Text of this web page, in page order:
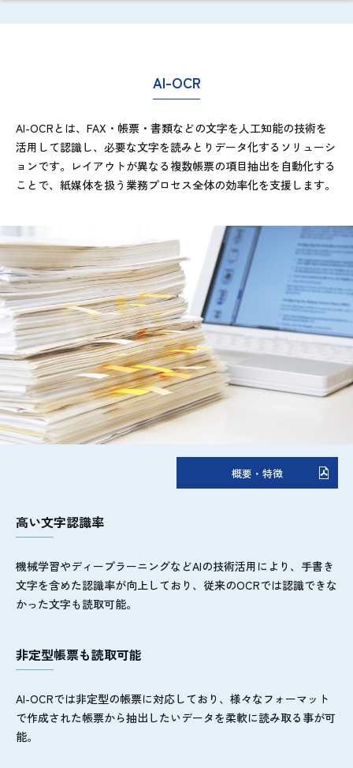
AI-OCR
AI-OCRとは、FAX・帳票・書類などの文字を人工知能の技術を
活用して認識し、必要な文字を読みとりデータ化するソリューシ
ョンです。レイアウトが異なる複数帳票の項目抽出を自動化する
ことで、紙媒体を扱う業務プロセス全体の効率化を支援します。
概要・特徴
高い文字認識率
機械学習やディープラーニングなどAIの技術活用により、手書き
文字を含めた認識率が向上しており、従来のOCRでは認識できな
かった文字も読取可能。
非定型帳票も読取可能
AI-OCRでは非定型の帳票に対応しており、様々なフォーマット
で作成された帳票から抽出したいデータを柔軟に読み取る事が可
能。